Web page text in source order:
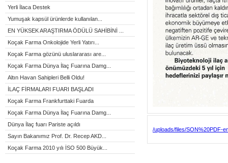
Yerli İlaca Destek
Yumuşak kapsül ürünlerde kullanılan...
EN YÜKSEK ARAŞTIRMA ÖDÜLÜ SAHİBİNİ ...
Koçak Farma Onkolojide Yerli Yatırı...
Koçak Farma gözünü uluslararası are...
Koçak Farma Dünya İlaç Fuarına Damg...
Altın Havan Sahipleri Belli Oldu!
İLAÇ FİRMALARI FUARI BAŞLADI
Koçak Farma Frankfurttaki Fuarda
Koçak Farma Dünya İlaç Fuarına Damg...
Dünya İlaç fuarı Pariste açıldı
Sayın Bakanımız Prof. Dr. Recep AKD...
Koçak Farma 2010 yılı İSO 500 Büyük...
/uploads/files/SON%20PDF-